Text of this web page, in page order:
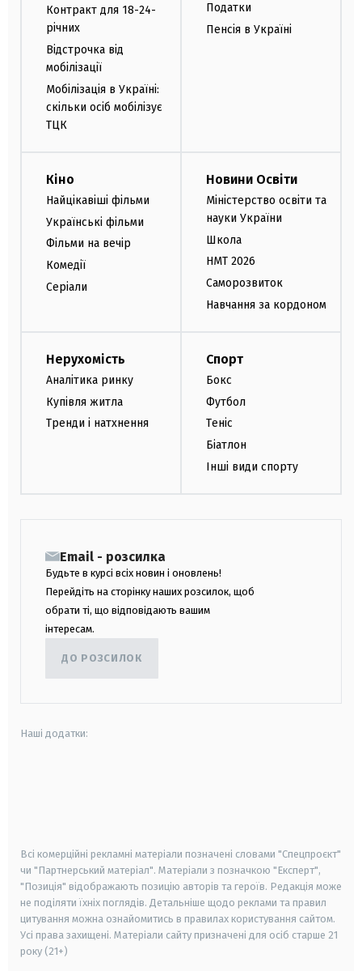
Контракт для 18-24-
річних
Відстрочка від
мобілізації
Мобілізація в Україні:
скільки осіб мобілізує
ТЦК
Податки
Пенсія в Україні
Кіно
Найцікавіші фільми
Українські фільми
Фільми на вечір
Комедії
Серіали
Новини Освіти
Міністерство освіти та
науки України
Школа
НМТ 2026
Саморозвиток
Навчання за кордоном
Нерухомість
Аналітика ринку
Купівля житла
Тренди і натхнення
Спорт
Бокс
Футбол
Теніс
Біатлон
Інші види спорту
Email - розсилка
Будьте в курсі всіх новин і оновлень!
Перейдіть на сторінку наших розсилок, щоб
обрати ті, що відповідають вашим
інтересам.
ДО РОЗСИЛОК
Наші додатки:
Всі комерційні рекламні матеріали позначені словами "Спецпроєкт"
чи "Партнерський матеріал". Матеріали з позначкою "Експерт",
"Позиція" відображають позицію авторів та героїв. Редакція може
не поділяти їхніх поглядів. Детальніше щодо реклами та правил
цитування можна ознайомитись в правилах користування сайтом.
Усі права захищені. Матеріали сайту призначені для осіб старше 21
року (21+)